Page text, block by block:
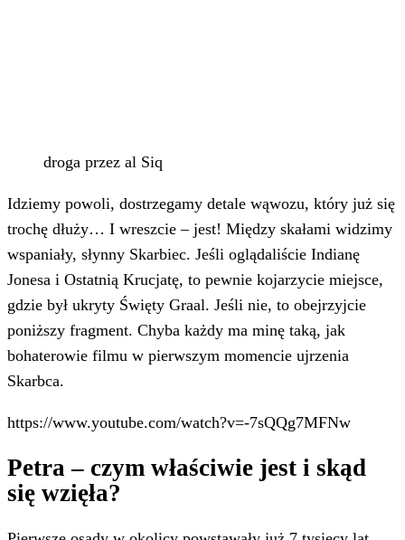
droga przez al Siq
Idziemy powoli, dostrzegamy detale wąwozu, który już się
trochę dłuży… I wreszcie – jest! Między skałami widzimy
wspaniały, słynny Skarbiec. Jeśli oglądaliście Indianę
Jonesa i Ostatnią Krucjatę, to pewnie kojarzycie miejsce,
gdzie był ukryty Święty Graal. Jeśli nie, to obejrzyjcie
poniższy fragment. Chyba każdy ma minę taką, jak
bohaterowie filmu w pierwszym momencie ujrzenia
Skarbca.
https://www.youtube.com/watch?v=-7sQQg7MFNw
Petra – czym właściwie jest i skąd
się wzięła?